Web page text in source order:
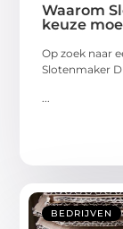
Waarom
keuze
Op zoek naar
Slotenmaker
...
BEDRIJVEN